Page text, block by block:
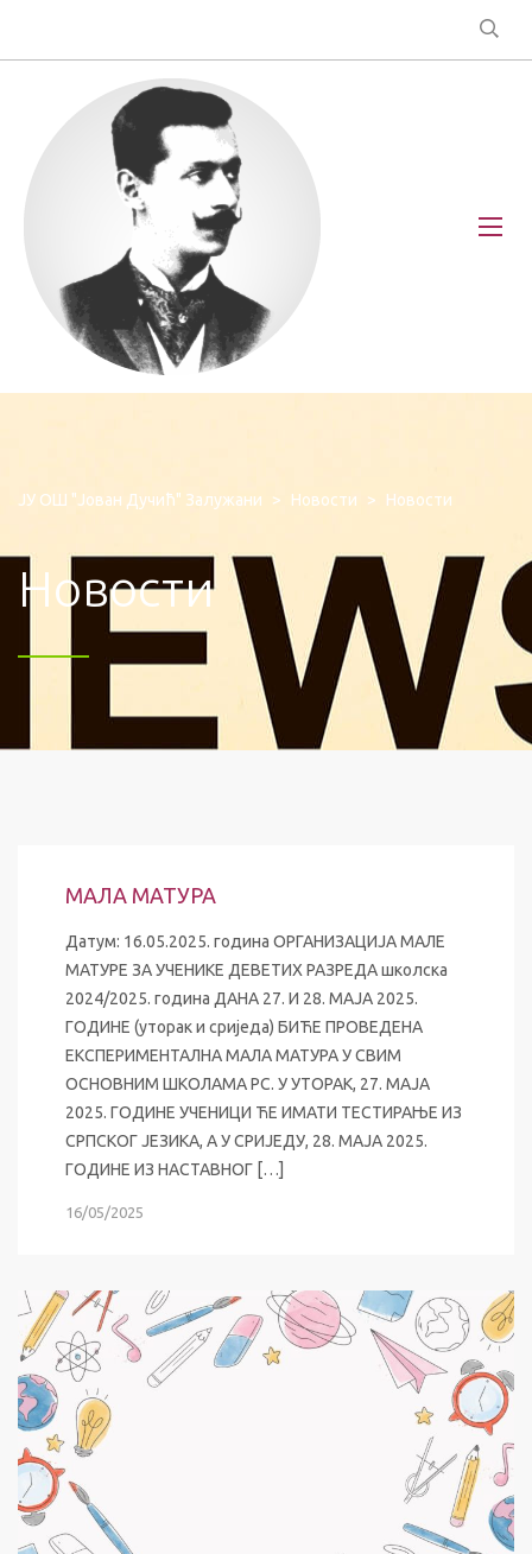
ЈУ ОШ "Јован Дучић" Залужани > Новости > Новости
Новости
МАЛА МАТУРА
Датум: 16.05.2025. година ОРГАНИЗАЦИЈА МАЛЕ
МАТУРЕ ЗА УЧЕНИКЕ ДЕВЕТИХ РАЗРЕДА школска
2024/2025. година ДАНА 27. И 28. МАЈА 2025.
ГОДИНЕ (уторак и сриједа) БИЋЕ ПРОВЕДЕНА
ЕКСПЕРИМЕНТАЛНА МАЛА МАТУРА У СВИМ
ОСНОВНИМ ШКОЛАМА РС. У УТОРАК, 27. МАЈА
2025. ГОДИНЕ УЧЕНИЦИ ЋЕ ИМАТИ ТЕСТИРАЊЕ ИЗ
СРПСКОГ ЈЕЗИКА, А У СРИЈЕДУ, 28. МАЈА 2025.
ГОДИНЕ ИЗ НАСТАВНОГ […]
16/05/2025